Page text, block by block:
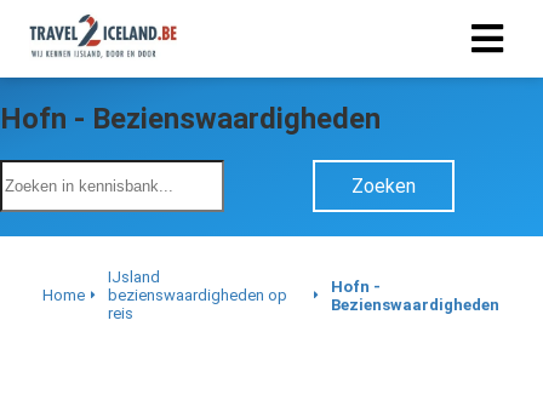
Hofn - Bezienswaardigheden
Zoeken
Home
IJsland
bezienswaardigheden op
reis
Hofn -
Bezienswaardigheden